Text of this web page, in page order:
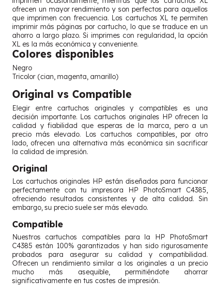
ofrecen un mayor rendimiento y son perfectos para aquellos
que imprimen con frecuencia. Los cartuchos XL te permiten
imprimir más páginas por cartucho, lo que se traduce en un
ahorro a largo plazo. Si imprimes con regularidad, la opción
XL es la más económica y conveniente.
Colores disponibles
Negro
Tricolor (cian, magenta, amarillo)
Original vs Compatible
Elegir entre cartuchos originales y compatibles es una
decisión importante. Los cartuchos originales HP ofrecen la
calidad y fiabilidad que esperas de la marca, pero a un
precio más elevado. Los cartuchos compatibles, por otro
lado, ofrecen una alternativa más económica sin sacrificar
la calidad de impresión.
Original
Los cartuchos originales HP están diseñados para funcionar
perfectamente con tu impresora HP PhotoSmart C4385,
ofreciendo resultados consistentes y de alta calidad. Sin
embargo, su precio suele ser más elevado.
Compatible
Nuestros cartuchos compatibles para la HP PhotoSmart
C4385 están 100% garantizados y han sido rigurosamente
probados para asegurar su calidad y compatibilidad.
Ofrecen un rendimiento similar a los originales a un precio
mucho más asequible, permitiéndote ahorrar
significativamente en tus costes de impresión.